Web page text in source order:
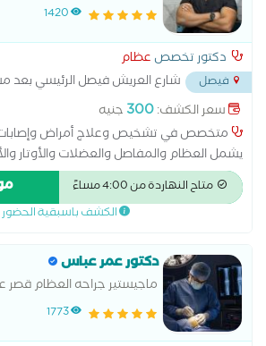
1420
دكتور تخصص عظام
فيصل
شارع العريش فيصل الرئيسي بعد
أمام مول الثريا...
سعر الكشف:300 جنيه
متخصص في تشخيص وعلاج أمراض وإصابات
يشمل العظام والمفاصل والعضلات والأوتار
في علاج خشونة المفاصل، آلام الظهر والرقبة،
إصابات الملاعب، الكسور، وتشوهات العمود
متاح النهاردة من 4:00 مساءً
الكشف باسبقية الحضور
دكتور عمر عباس
ماجيستير جراحه العظام قصر
1773